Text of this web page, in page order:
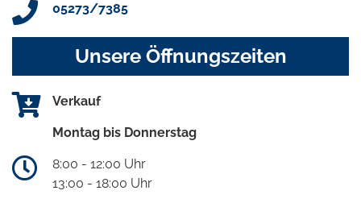
05273/7385
Unsere Öffnungszeiten
Verkauf
Montag bis Donnerstag
8:00 - 12:00 Uhr
13:00 - 18:00 Uhr